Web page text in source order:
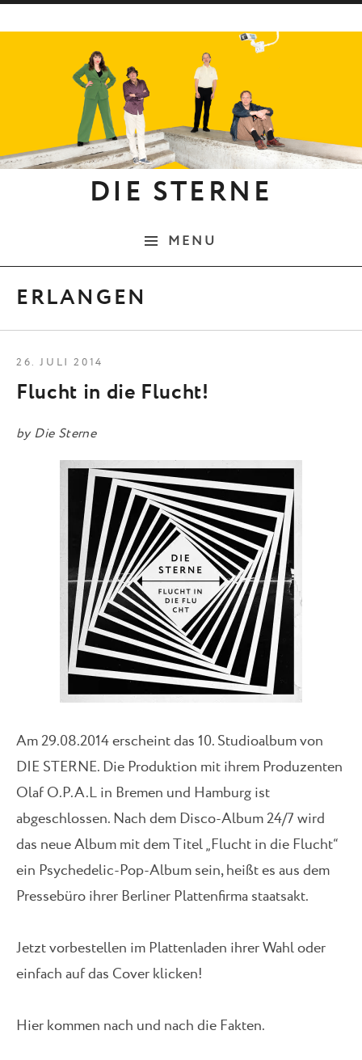
DIE STERNE
MENU
ERLANGEN
Flucht in die Flucht!
by Die Sterne
26. JULI 2014
Am 29.08.2014 erscheint das 10. Studioalbum von
DIE STERNE. Die Produktion mit ihrem Produzenten
Olaf O.P.A.L in Bremen und Hamburg ist
abgeschlossen. Nach dem Disco-Album 24/7 wird
das neue Album mit dem Titel „Flucht in die Flucht“
ein Psychedelic-Pop-Album sein, heißt es aus dem
Pressebüro ihrer Berliner Plattenfirma staatsakt.
Jetzt vorbestellen im Plattenladen ihrer Wahl oder
einfach auf das Cover klicken!
Hier kommen nach und nach die Fakten.